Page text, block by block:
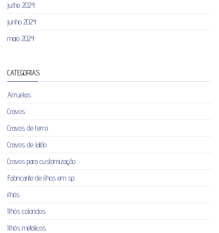
julho 2024
junho 2024
maio 2024
CATEGORIAS
Arruelas
Cravos
Cravos de ferro
Cravos de latão
Cravos para customização
Fabricante de ilhos em sp
ilhós
Ilhós coloridos
Ilhós metálicos